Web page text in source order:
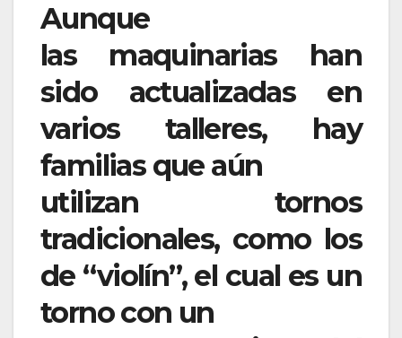
Aunque
las maquinarias han
sido actualizadas en
varios talleres, hay
familias que aún
utilizan tornos
tradicionales, como los
de “violín”, el cual es un
torno con un